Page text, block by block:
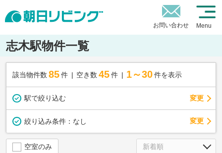
お問い合わせ Menu
志木駅物件一覧
該当物件数 85件 空き数 45 件 1～30 件を表示
駅で絞り込む 変更
絞り込み条件： なし 変更
空室のみ